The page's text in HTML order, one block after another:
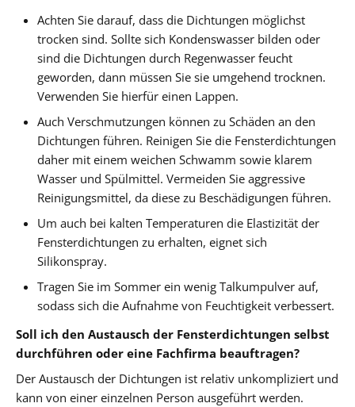
Achten Sie darauf, dass die Dichtungen möglichst
trocken sind. Sollte sich Kondenswasser bilden oder
sind die Dichtungen durch Regenwasser feucht
geworden, dann müssen Sie sie umgehend trocknen.
Verwenden Sie hierfür einen Lappen.
Auch Verschmutzungen können zu Schäden an den
Dichtungen führen. Reinigen Sie die Fensterdichtungen
daher mit einem weichen Schwamm sowie klarem
Wasser und Spülmittel. Vermeiden Sie aggressive
Reinigungsmittel, da diese zu Beschädigungen führen.
Um auch bei kalten Temperaturen die Elastizität der
Fensterdichtungen zu erhalten, eignet sich
Silikonspray.
Tragen Sie im Sommer ein wenig Talkumpulver auf,
sodass sich die Aufnahme von Feuchtigkeit verbessert.
Soll ich den Austausch der Fensterdichtungen selbst
durchführen oder eine Fachfirma beauftragen?
Der Austausch der Dichtungen ist relativ unkompliziert und
kann von einer einzelnen Person ausgeführt werden.